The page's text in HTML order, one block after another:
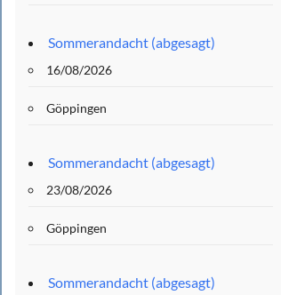
Sommerandacht (abgesagt)
16/08/2026
Göppingen
Sommerandacht (abgesagt)
23/08/2026
Göppingen
Sommerandacht (abgesagt)